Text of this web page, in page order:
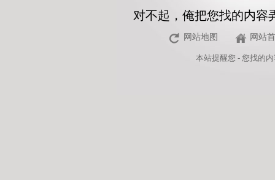
对不起，俺把您找的内容
网站地图 网站
本站提醒您 - 您找的